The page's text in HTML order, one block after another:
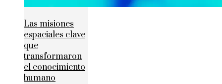
Las misiones
espaciales clave
que
transformaron
el conocimiento
humano